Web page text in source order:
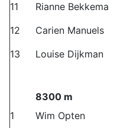
11
Rianne Bekkema
12
Carien Manuels
13
Louise Dijkman
8300 m
1
Wim Opten